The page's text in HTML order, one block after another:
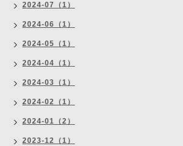
2024-07（1）
2024-06（1）
2024-05（1）
2024-04（1）
2024-03（1）
2024-02（1）
2024-01（2）
2023-12（1）